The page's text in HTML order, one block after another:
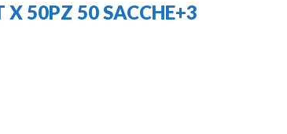
X 50PZ 50 SACCHE+3